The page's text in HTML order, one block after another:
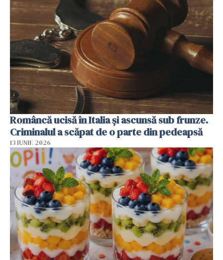
Româncă ucisă în Italia și ascunsă sub frunze.
Criminalul a scăpat de o parte din pedeapsă
13 IUNIE 2026